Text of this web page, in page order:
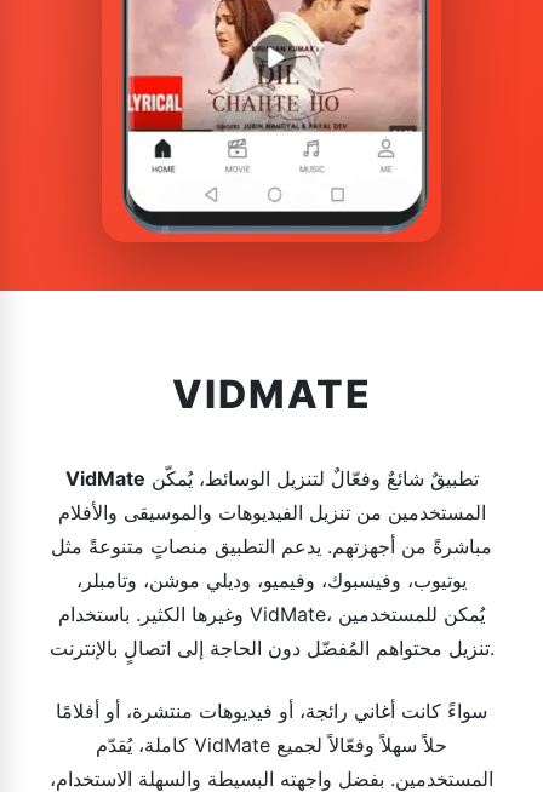
VIDMATE
VidMate
المستخدمين من تنزيل الفيديوهات والموسيقى والأفلام
مباشرةً من أجهزتهم. يدعم التطبيق منصاتٍ متنوعةً مثل
يوتيوب، وفيسبوك، وفيميو، وديلي موشن، وتامبلر،
وغيرها الكثير. باستخدام VidMate، يُمكن للمستخدمين
تنزيل محتواهم المُفضّل دون الحاجة إلى اتصالٍ بالإنترنت.
سواءً كانت أغاني رائجة، أو فيديوهات منتشرة، أو أفلامًا
كاملة، يُقدّم VidMate حلاً سهلاً وفعّالاً لجميع
المستخدمين. بفضل واجهته البسيطة والسهلة الاستخدام،